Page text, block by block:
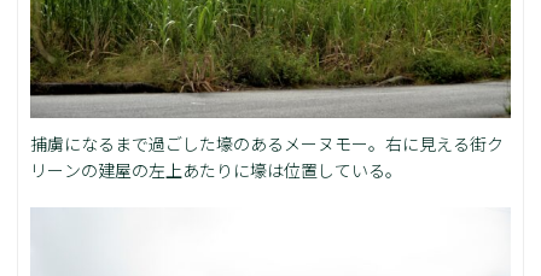
捕虜になるまで過ごした壕のあるメーヌモー。右に見える街ク
リーンの建屋の左上あたりに壕は位置している。